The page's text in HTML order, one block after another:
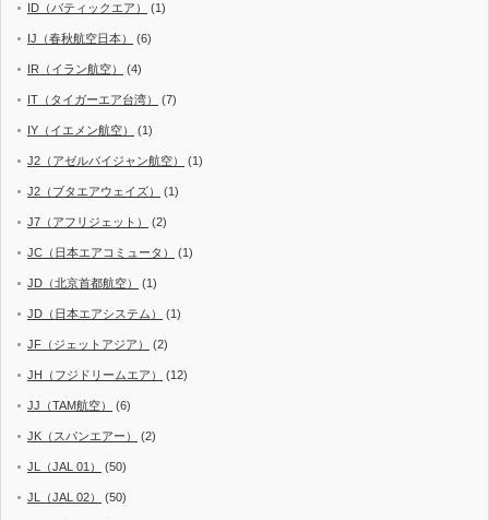
ID（バティックエア） (1)
IJ（春秋航空日本） (6)
IR（イラン航空） (4)
IT（タイガーエア台湾） (7)
IY（イエメン航空） (1)
J2（アゼルバイジャン航空） (1)
J2（ブタエアウェイズ） (1)
J7（アフリジェット） (2)
JC（日本エアコミュータ） (1)
JD（北京首都航空） (1)
JD（日本エアシステム） (1)
JF（ジェットアジア） (2)
JH（フジドリームエア） (12)
JJ（TAM航空） (6)
JK（スパンエアー） (2)
JL（JAL 01） (50)
JL（JAL 02） (50)